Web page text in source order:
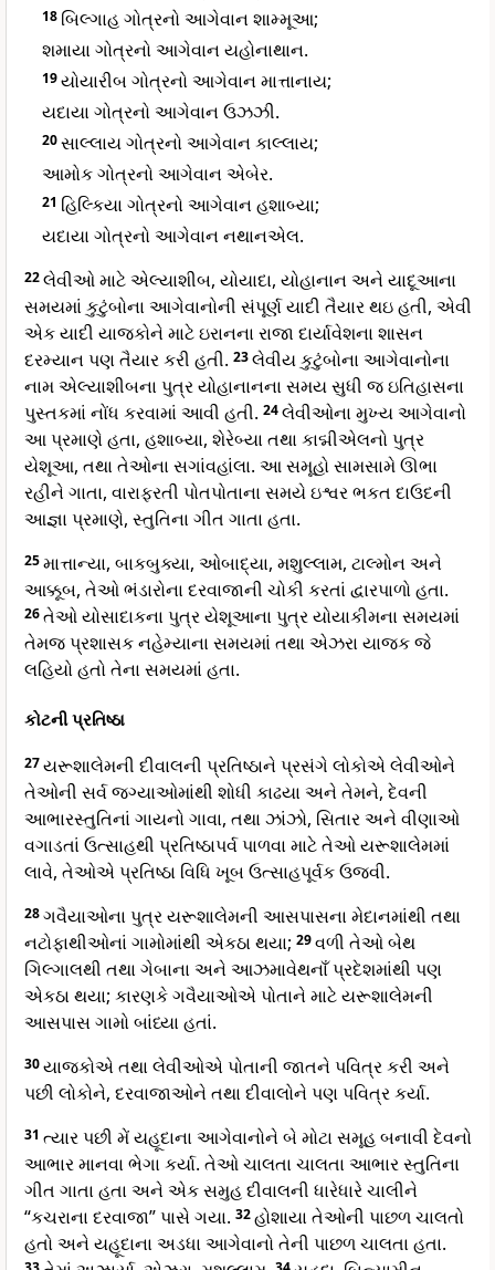
18 બિલ્ગાહ ગોત્રનો આગેવાન શામ્મૂઆ;
શમાયા ગોત્રનો આગેવાન યહોનાથાન.
19યોયારીબ ગોત્રનો આગેવાન માત્તાનાય;
યદાયા ગોત્રનો આગેવાન ઉઝઝી.
20સાલ્લાય ગોત્રનો આગેવાન કાલ્લાય;
આમોક ગોત્રનો આગેવાન એબેર.
21 હિલ્કિયા ગોત્રનો આગેવાન હશાબ્યા;
યદાયા ગોત્રનો આગેવાન નથાનએલ.
22લેવીઓ માટે એલ્યાશીબ, યોયાદા, યોહાનાન અને યાદૂઆના
સમયમાં કુટુંબોના આગેવાનોની સંપૂર્ણ યાદી તૈયાર થઇ હતી, એવી
એક યાદી યાજકોને માટે ઇરાનના રાજા દાર્યાવેશના શાસન
દરમ્યાન પણ તૈયાર કરી હતી. 23લેવીય કુટુંબોના આગેવાનોના
નામ એલ્યાશીબના પુત્ર યોહાનાનના સમય સુધી જ ઇતિહાસના
પુસ્તકમાં નોંધ કરવામાં આવી હતી. 24લેવીઓના મુખ્ય આગેવાનો
આ પ્રમાણે હતા, હશાબ્યા, શેરેબ્યા તથા કાદ્મીએલનો પુત્ર
યેશૂઆ, તથા તેઓના સગાંવહાંલા. આ સમૂહો સામસામે ઊભા
રહીને ગાતા, વારાફરતી પોતપોતાના સમયે ઇશ્વર ભકત દાઉદની
આજ્ઞા પ્રમાણે, સ્તુતિના ગીત ગાતા હતા.
25માત્તાન્યા, બાકબુક્યા, ઓબાદ્યા, મશુલ્લામ, ટાલ્મોન અને
આક્કૂબ, તેઓ ભંડારોના દરવાજાની ચોકી કરતાં દ્વારપાળો હતા.
26તેઓ યોસાદાકના પુત્ર યેશૂઆના પુત્ર યોયાકીમના સમયમાં
તેમજ પ્રશાસક નહેમ્યાના સમયમાં તથા એઝરા યાજક જે
લહિયો હતો તેના સમયમાં હતા.
કોટની પ્રતિષ્ઠા
27યરૂશાલેમની દીવાલની પ્રતિષ્ઠાને પ્રસંગે લોકોએ લેવીઓને
તેઓની સર્વ જગ્યાઓમાંથી શોધી કાઢયા અને તેમને, દેવની
આભારસ્તુતિનાં ગાયનો ગાવા, તથા ઝાંઝો, સિતાર અને વીણાઓ
વગાડતાં ઉત્સાહથી પ્રતિષ્ઠાપર્વ પાળવા માટે તેઓ યરૂશાલેમમાં
લાવે, તેઓએ પ્રતિષ્ઠા વિધિ ખૂબ ઉત્સાહપૂર્વક ઉજવી.
28ગવૈયાઓના પુત્ર યરૂશાલેમની આસપાસના મેદાનમાંથી તથા
નટોફાથીઓનાં ગામોમાંથી એકઠા થયા; 29વળી તેઓ બેથ
ગિલ્ગાલથી તથા ગેબાના અને આઝમાવેથનાઁ પ્રદેશમાંથી પણ
એકઠા થયા; કારણકે ગવૈયાઓએ પોતાને માટે યરૂશાલેમની
આસપાસ ગામો બાંધ્યા હતાં.
30યાજકોએ તથા લેવીઓએ પોતાની જાતને પવિત્ર કરી અને
પછી લોકોને, દરવાજાઓને તથા દીવાલોને પણ પવિત્ર કર્યા.
31 ત્યાર પછી મેં યહૂદાના આગેવાનોને બે મોટા સમૂહ બનાવી દેવનો
આભાર માનવા ભેગા કર્યા. તેઓ ચાલતા ચાલતા આભાર સ્તુતિના
ગીત ગાતા હતા અને એક સમુહ દીવાલની ધારેધારે ચાલીને
“કચરાના દરવાજા” પાસે ગયા. 32હોશાયા તેઓની પાછળ ચાલતો
હતો અને યહૂદાના અડધા આગેવાનો તેની પાછળ ચાલતા હતા.